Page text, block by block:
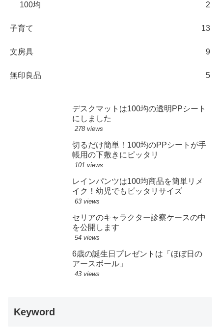
100均 2
子育て 13
文房具 9
無印良品 5
デスクマットは100均の透明PPシート
にしました
278 views
切るだけ簡単！100均のPPシートが手
帳用の下敷きにピッタリ
101 views
レインパンツは100均商品を簡単リメ
イク！幼児でもピッタリサイズ
63 views
セリアのキャラクター診察ケースの中
を公開します
54 views
6歳の誕生日プレゼントは「ほぼ日の
アースボール」
43 views
Keyword